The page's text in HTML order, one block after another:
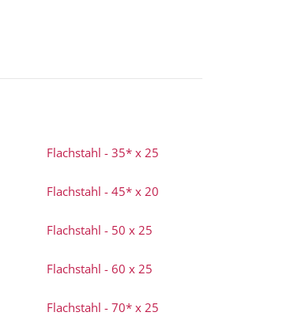
Flachstahl - 35* x 25
Flachstahl - 45* x 20
Flachstahl - 50 x 25
Flachstahl - 60 x 25
Flachstahl - 70* x 25